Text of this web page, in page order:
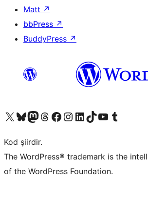
Matt ↗
bbPress ↗
BuddyPress ↗
X (eski Twitter) hesabımıza bakın
Bluesky hesabımızı ziyaret edinMastodon hesabımızı ziyaret edinThreads hesabımızı ziyaret edinFacebook sayfamızı ziyaret edinInstagram hesabımızı ziyaret edinLinkedIn hesabımızı ziyaret edinTikTok hesabımızı ziyaret edinYouTube kanalımızı ziyaret edinTumblr hesabımızı ziyaret edin
Kod şiirdir.
The WordPress® trademark is the
of the WordPress Foundation.